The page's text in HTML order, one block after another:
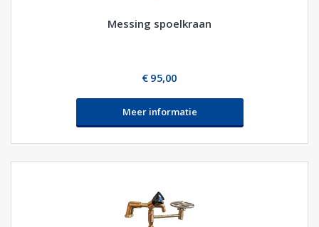
Messing spoelkraan
€ 95,00
Meer informatie